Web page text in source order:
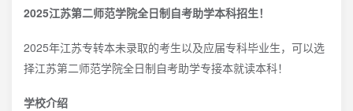
2025江苏第二师范学院全日制自考助学本科招生！
2025年江苏专转本未录取的考生以及应届专科毕业生，可以选
择江苏第二师范学院全日制自考助学专接本就读本科！
学校介绍